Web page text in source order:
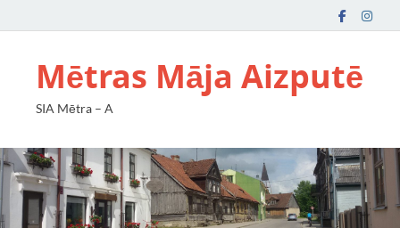
Mētras Māja Aizputē
SIA Mētra – A